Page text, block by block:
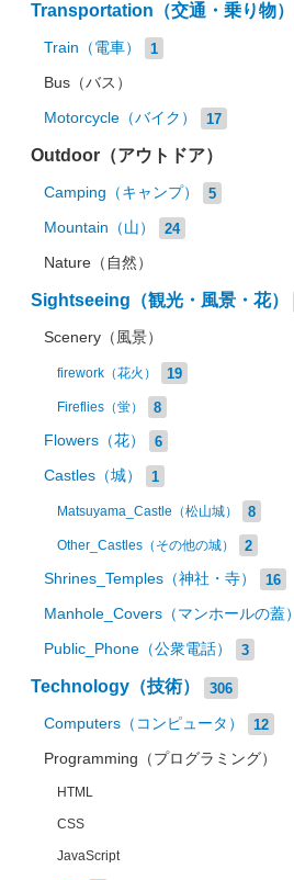
Transportation（交通・乗り物）
Train（電車） 1
Bus（バス）
Motorcycle（バイク） 17
Outdoor（アウトドア）
Camping（キャンプ） 5
Mountain（山） 24
Nature（自然）
Sightseeing（観光・風景・花）
Scenery（風景）
firework（花火） 19
Fireflies（蛍） 8
Flowers（花） 6
Castles（城） 1
Matsuyama_Castle（松山城） 8
Other_Castles（その他の城） 2
Shrines_Temples（神社・寺） 16
Manhole_Covers（マンホールの蓋）
Public_Phone（公衆電話） 3
Technology（技術） 306
Computers（コンピュータ） 12
Programming（プログラミング）
HTML
CSS
JavaScript